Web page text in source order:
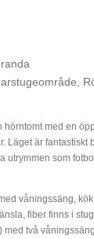
med en
är fantastiskt
som
våningssäng,
fiber finns i
två